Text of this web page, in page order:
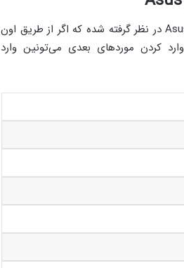
یکسری IP آدرس‌های پیش‌فرض برای ورود به تنظیمات مودم Asus در نظر گرفته شده که اگر از طریق اون
شک با وارد کردن موردهای بعدی می‌تونین وارد